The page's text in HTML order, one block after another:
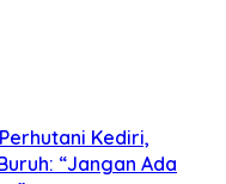
Kediri,
“Jangan Ada